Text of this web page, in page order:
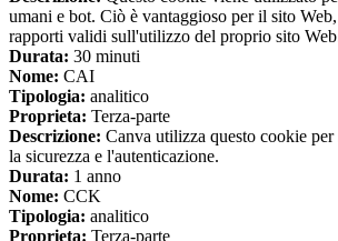
umani e bot. Ciò è vantaggioso per il sito
rapporti validi sull'utilizzo del proprio sito
Durata: 30 minuti
Nome: CAI
Tipologia: analitico
Proprieta: Terza-parte
Descrizione: Canva utilizza questo cookie per
la sicurezza e l'autenticazione.
Durata: 1 anno
Nome: CCK
Tipologia: analitico
Proprieta: Terza-parte